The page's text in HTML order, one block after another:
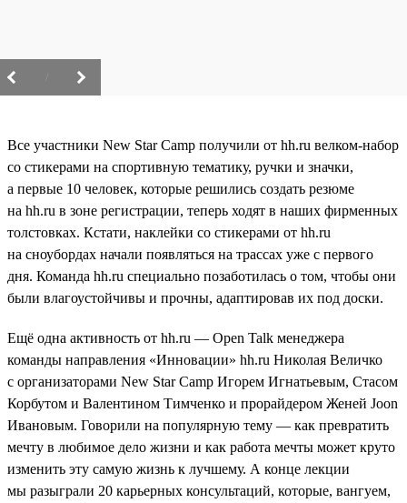
Все участники New Star Camp получили от hh.ru велком-набор
со стикерами на спортивную тематику, ручки и значки,
а первые 10 человек, которые решились создать резюме
на hh.ru в зоне регистрации, теперь ходят в наших фирменных
толстовках. Кстати, наклейки со стикерами от hh.ru
на сноубордах начали появляться на трассах уже с первого
дня. Команда hh.ru специально позаботилась о том, чтобы они
были влагоустойчивы и прочны, адаптировав их под доски.
Ещё одна активность от hh.ru — Open Talk менеджера
команды направления «Инновации» hh.ru Николая Величко
с организаторами New Star Camp Игорем Игнатьевым, Стасом
Корбутом и Валентином Тимченко и прорайдером Женей Joon
Ивановым. Говорили на популярную тему — как превратить
мечту в любимое дело жизни и как работа мечты может круто
изменить эту самую жизнь к лучшему. А конце лекции
мы разыграли 20 карьерных консультаций, которые, вангуем,